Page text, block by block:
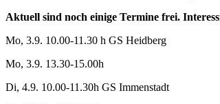
Aktuell sind noch einige Termine frei.
Mo, 3.9. 10.00-11.30 h GS Heidberg
Mo, 3.9. 13.30-15.00h
Di, 4.9. 10.00-11.30h GS Immenstadt